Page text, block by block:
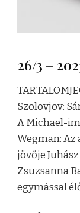
26/3 –
Szolovjov:
A Michael-
Wegman: Az
jövője
Zsuzsanna
egymással